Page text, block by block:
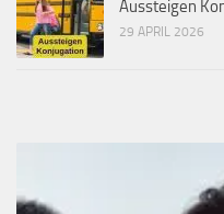
Aussteigen
29 APRIL 2026